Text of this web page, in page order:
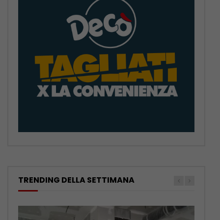
TRENDING DELLA SETTIMANA